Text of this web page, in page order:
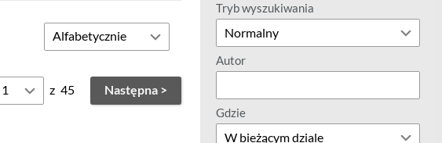
z 45 Następna >
Tryb wyszukiwania
Autor
Gdzie